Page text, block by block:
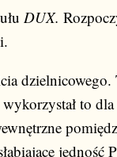
DUX.
to dla
jedność